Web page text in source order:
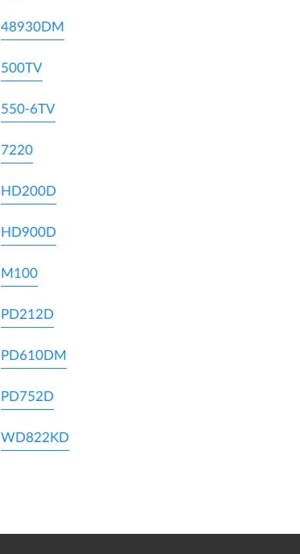
48930DM
500TV
550-6TV
7220
HD200D
HD900D
M100
PD212D
PD610DM
PD752D
WD822KD